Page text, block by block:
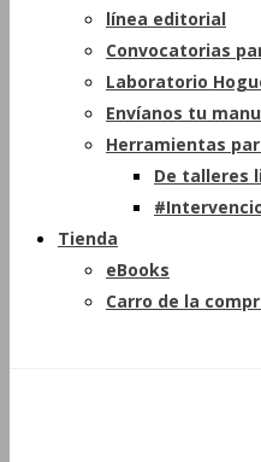
línea editorial
Convocatorias
Laboratorio
Envíanos tu
Herramientas
De talleres
Tienda
eBooks
Carro de la